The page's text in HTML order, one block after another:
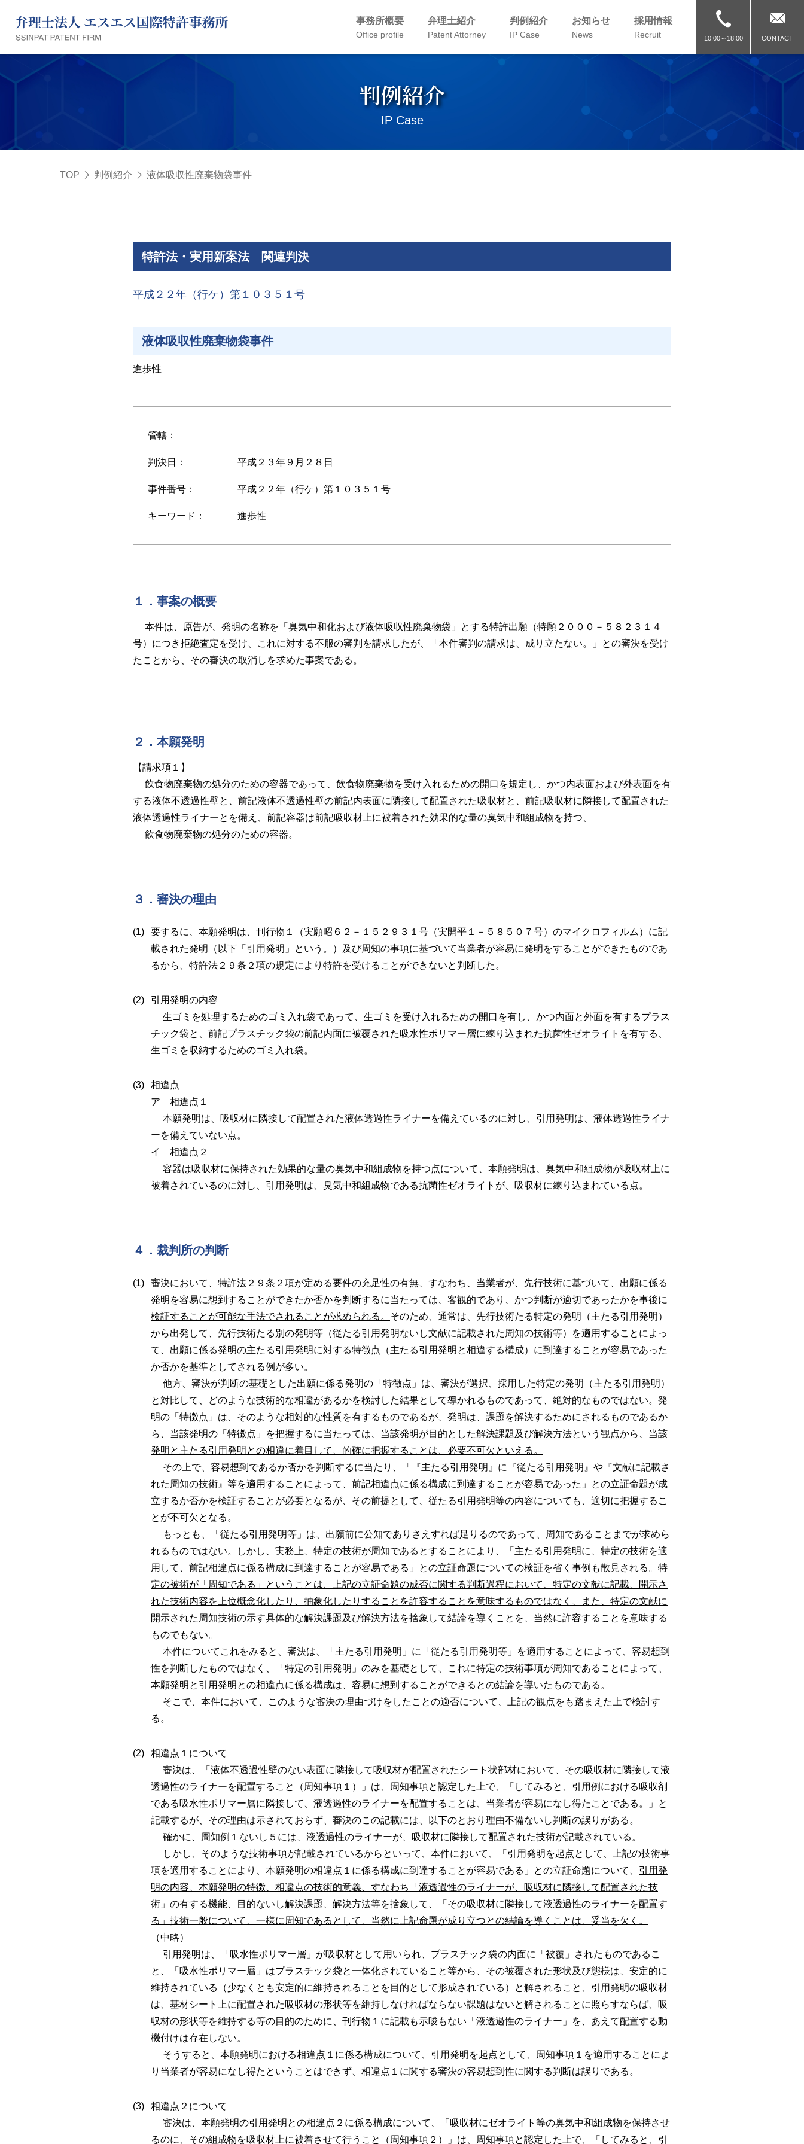
事務所概要
Office profile
弁理士紹介
Patent Attorney
判例紹介
IP Case
お知らせ
News
採用情報
Recruit 10:00～18:00 CONTACT
判例紹介
IP Case
TOP 判例紹介 液体吸収性廃棄物袋事件
特許法・実用新案法 関連判決
平成２２年（行ケ）第１０３５１号
液体吸収性廃棄物袋事件
進歩性
管轄：
判決日： 平成２３年９月２８日
事件番号： 平成２２年（行ケ）第１０３５１号
キーワード： 進歩性
１．事案の概要
本件は、原告が、発明の名称を「臭気中和化および液体吸収性廃棄物袋」とする特許出願（特願２０００－５８２３１４
号）につき拒絶査定を受け、これに対する不服の審判を請求したが、「本件審判の請求は、成り立たない。」との審決を受け
たことから、その審決の取消しを求めた事案である。
２．本願発明
【請求項１】
飲食物廃棄物の処分のための容器であって、飲食物廃棄物を受け入れるための開口を規定し、かつ内表面および外表面を有
する液体不透過性壁と、前記液体不透過性壁の前記内表面に隣接して配置された吸収材と、前記吸収材に隣接して配置された
液体透過性ライナーとを備え、前記容器は前記吸収材上に被着された効果的な量の臭気中和組成物を持つ、
飲食物廃棄物の処分のための容器。
３．審決の理由
要するに、本願発明は、刊行物１（実願昭６２－１５２９３１号（実開平１－５８５０７号）のマイクロフィルム）に記
載された発明（以下「引用発明」という。）及び周知の事項に基づいて当業者が容易に発明をすることができたものであ
るから、特許法２９条２項の規定により特許を受けることができないと判断した。
引用発明の内容
生ゴミを処理するためのゴミ入れ袋であって、生ゴミを受け入れるための開口を有し、かつ内面と外面を有するプラス
チック袋と、前記プラスチック袋の前記内面に被覆された吸水性ポリマー層に練り込まれた抗菌性ゼオライトを有する、
生ゴミを収納するためのゴミ入れ袋。
相違点
ア 相違点１
本願発明は、吸収材に隣接して配置された液体透過性ライナーを備えているのに対し、引用発明は、液体透過性ライナ
ーを備えていない点。
イ 相違点２
容器は吸収材に保持された効果的な量の臭気中和組成物を持つ点について、本願発明は、臭気中和組成物が吸収材上に
被着されているのに対し、引用発明は、臭気中和組成物である抗菌性ゼオライトが、吸収材に練り込まれている点。
４．裁判所の判断
審決において、特許法２９条２項が定める要件の充足性の有無、すなわち、当業者が、先行技術に基づいて、出願に係る
発明を容易に想到することができたか否かを判断するに当たっては、客観的であり、かつ判断が適切であったかを事後に
検証することが可能な手法でされることが求められる。 そのため、通常は、先行技術たる特定の発明（主たる引用発明）
から出発して、先行技術たる別の発明等（従たる引用発明ないし文献に記載された周知の技術等）を適用することによっ
て、出願に係る発明の主たる引用発明に対する特徴点（主たる引用発明と相違する構成）に到達することが容易であった
か否かを基準としてされる例が多い。
他方、審決が判断の基礎とした出願に係る発明の「特徴点」は、審決が選択、採用した特定の発明（主たる引用発明）
と対比して、どのような技術的な相違があるかを検討した結果として導かれるものであって、絶対的なものではない。発
明の「特徴点」は、そのような相対的な性質を有するものであるが、 発明は、課題を解決するためにされるものであるか
ら、当該発明の「特徴点」を把握するに当たっては、当該発明が目的とした解決課題及び解決方法という観点から、当該
発明と主たる引用発明との相違に着目して、的確に把握することは、必要不可欠といえる。
その上で、容易想到であるか否かを判断するに当たり、「『主たる引用発明』に『従たる引用発明』や『文献に記載さ
れた周知の技術』等を適用することによって、前記相違点に係る構成に到達することが容易であった」との立証命題が成
立するか否かを検証することが必要となるが、その前提として、従たる引用発明等の内容についても、適切に把握するこ
とが不可欠となる。
もっとも、「従たる引用発明等」は、出願前に公知でありさえすれば足りるのであって、周知であることまでが求めら
れるものではない。しかし、実務上、特定の技術が周知であるとすることにより、「主たる引用発明に、特定の技術を適
用して、前記相違点に係る構成に到達することが容易である」との立証命題についての検証を省く事例も散見される。 特
定の被術が「周知である」ということは、上記の立証命題の成否に関する判断過程において、特定の文献に記載、開示さ
れた技術内容を上位概念化したり、抽象化したりすることを許容することを意味するものではなく、また、特定の文献に
開示された周知技術の示す具体的な解決課題及び解決方法を捨象して結論を導くことを、当然に許容することを意味する
ものでもない。
本件についてこれをみると、審決は、「主たる引用発明」に「従たる引用発明等」を適用することによって、容易想到
性を判断したものではなく、「特定の引用発明」のみを基礎として、これに特定の技術事項が周知であることによって、
本願発明と引用発明との相違点に係る構成は、容易に想到することができるとの結論を導いたものである。
そこで、本件において、このような審決の理由づけをしたことの適否について、上記の観点をも踏まえた上で検討す
る。
相違点１について
審決は、「液体不透過性壁のない表面に隣接して吸収材が配置されたシート状部材において、その吸収材に隣接して液
透過性のライナーを配置すること（周知事項１）」は、周知事項と認定した上で、「してみると、引用例における吸収剤
である吸水性ポリマー層に隣接して、液透過性のライナーを配置することは、当業者が容易になし得たことである。」と
記載するが、その理由は示されておらず、審決のこの記載には、以下のとおり理由不備ないし判断の誤りがある。
確かに、周知例１ないし５には、液透過性のライナーが、吸収材に隣接して配置された技術が記載されている。
しかし、そのような技術事項が記載されているからといって、本件において、「引用発明を起点として、上記の技術事
項を適用することにより、本願発明の相違点１に係る構成に到達することが容易である」との立証命題について、 引用発
明の内容、本願発明の特徴、相違点の技術的意義、すなわち「液透過性のライナーが、吸収材に隣接して配置された技
術」の有する機能、目的ないし解決課題、解決方法等を捨象して、「その吸収材に隣接して液透過性のライナーを配置す
る」技術一般について、一様に周知であるとして、当然に上記命題が成り立つとの結論を導くことは、妥当を欠く。
（中略）
引用発明は、「吸水性ポリマー層」が吸収材として用いられ、プラスチック袋の内面に「被覆」されたものであるこ
と、「吸水性ポリマー層」はプラスチック袋と一体化されていること等から、その被覆された形状及び態様は、安定的に
維持されている（少なくとも安定的に維持されることを目的として形成されている）と解されること、引用発明の吸収材
は、基材シート上に配置された吸収材の形状等を維持しなければならない課題はないと解されることに照らすならば、吸
収材の形状等を維持する等の目的のために、刊行物１に記載も示唆もない「液透過性のライナー」を、あえて配置する動
機付けは存在しない。
そうすると、本願発明における相違点１に係る構成について、引用発明を起点として、周知事項１を適用することによ
り当業者が容易になし得たということはできず、相違点１に関する審決の容易想到性に関する判断は誤りである。
相違点２について
審決は、本願発明の引用発明との相違点２に係る構成について、「吸収材にゼオライト等の臭気中和組成物を保持させ
るのに、その組成物を吸収材上に被着させて行うこと（周知事項２）」は、周知事項と認定した上で、「してみると、引